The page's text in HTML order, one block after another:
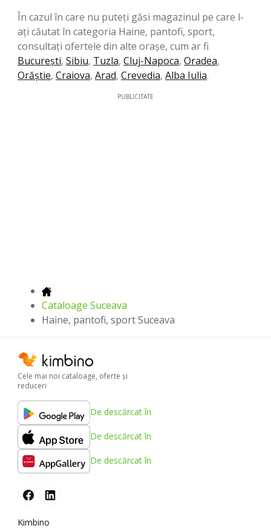
În cazul în care nu puteți găsi magazinul pe care l-
ați căutat în categoria Haine, pantofi, sport,
consultați ofertele din alte orașe, cum ar fi
București, Sibiu, Tuzla, Cluj-Napoca, Oradea,
Orăştie, Craiova, Arad, Crevedia, Alba Iulia.
PUBLICITATE
Cataloage Suceava
Haine, pantofi, sport Suceava
Cele mai noi cataloage, oferte şi
reduceri
De descărcat în
De descărcat în
De descărcat în
Kimbino